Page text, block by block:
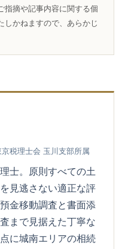
指摘や記事内容に関する個
しかねますので、あらかじ
税理士会 玉川支部所属
士。原則すべての土
見逃さない適正な評
金移動調査と書面添
まで見据えた丁寧な
に城南エリアの相続